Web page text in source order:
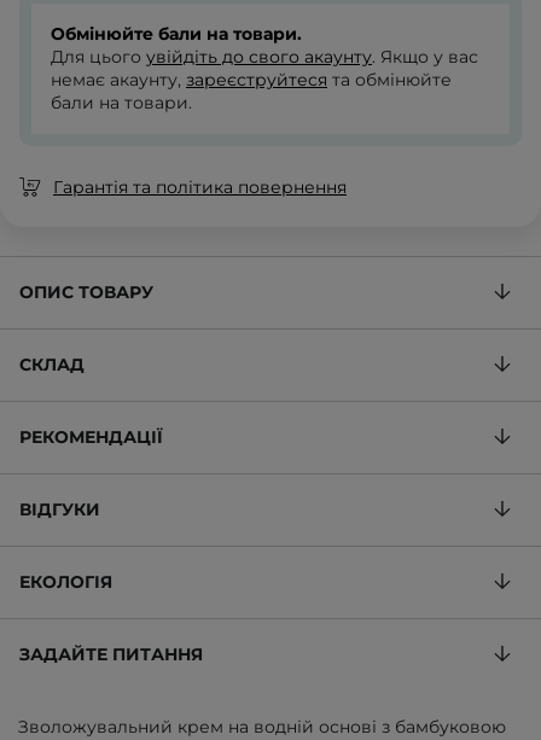
Обмінюйте бали на товари.
Для цього увійдіть до свого акаунту. Якщо у вас
немає акаунту, зареєструйтеся та обмінюйте
бали на товари.
Гарантія та політика повернення
ОПИС ТОВАРУ
СКЛАД
РЕКОМЕНДАЦІЇ
ВІДГУКИ
ЕКОЛОГІЯ
ЗАДАЙТЕ ПИТАННЯ
Зволожувальний крем на водній основі з бамбуковою